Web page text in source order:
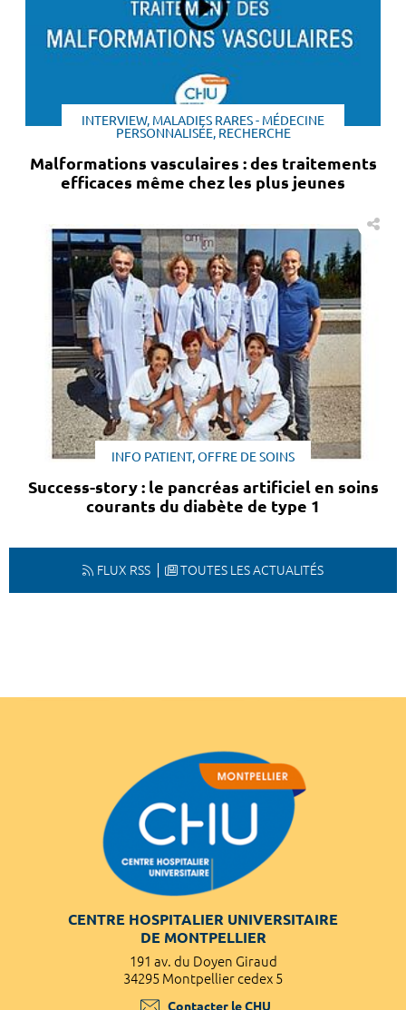
INTERVIEW, MALADIES RARES - MÉDECINE
PERSONNALISÉE, RECHERCHE
Malformations vasculaires : des traitements
efficaces même chez les plus jeunes
INFO PATIENT, OFFRE DE SOINS
Success-story : le pancréas artificiel en soins
courants du diabète de type 1
FLUX RSS TOUTES LES ACTUALITÉS
CENTRE HOSPITALIER UNIVERSITAIRE
DE MONTPELLIER
191 av. du Doyen Giraud
34295 Montpellier cedex 5
Contacter le CHU